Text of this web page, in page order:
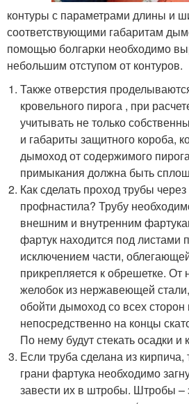
контуры с параметрами длины и
соответствующими габаритам
помощью болгарки необходимо
небольшим отступом от контуров.
Также отверстия
кровельного пирога , при
учитывать не только
и габариты защитного короба,
дымоход от содержимого
примыкания должна быть
Как сделать проход трубы
профнастила? Трубу
внешним и внутренним
фартук находится под листами
исключением части,
прикрепляется к обрешетке. От
желобок из нержавеющей
обойти дымоход со всех
непосредственно на концы
По нему будут стекать осадки и
Если труба сделана из
грани фартука необходимо
завести их в штробы. Штробы –